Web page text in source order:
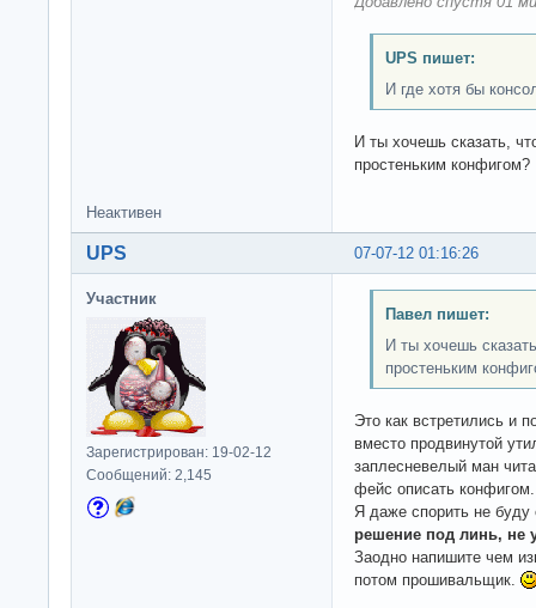
UPS пишет:
И где хотя бы
И ты хочешь сказать,
простеньким конфигом?
Неактивен
07-07-12 01:16:26
UPS
Участник
Зарегистрирован: 19-02-12
Сообщений: 2,145
Павел пишет:
И ты хочешь
простеньким
Это как встретились и
вместо продвинутой
заплесневелый ман
фейс описать конфигом.
Я даже спорить не буду
решение под линь, не
Заодно напишите чем
потом прошивальщик.